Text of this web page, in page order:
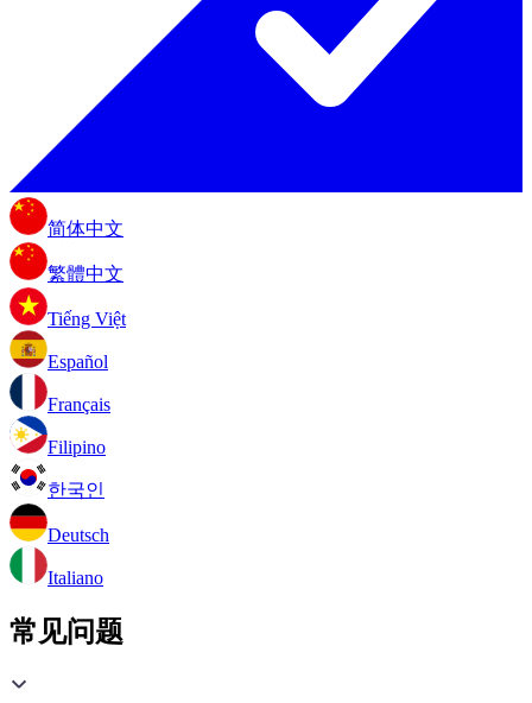
简体中文
繁體中文
Tiếng Việt
Español
Français
Filipino
한국인
Deutsch
Italiano
常见问题